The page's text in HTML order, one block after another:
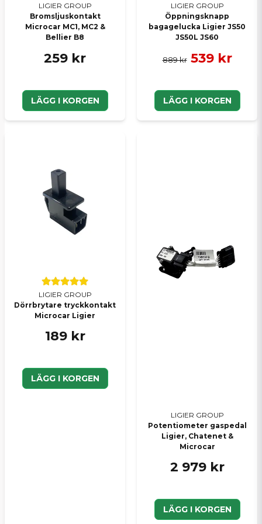
LIGIER GROUP
Bromsljuskontakt
Microcar MC1, MC2 &
Bellier B8
259 kr
LÄGG I KORGEN
LIGIER GROUP
Öppningsknapp
bagagelucka Ligier JS50
JS50L JS60
889 kr 539 kr
LÄGG I KORGEN
LIGIER GROUP
Dörrbrytare tryckkontakt
Microcar Ligier
189 kr
LÄGG I KORGEN
LIGIER GROUP
Potentiometer gaspedal
Ligier, Chatenet &
Microcar
2 979 kr
LÄGG I KORGEN